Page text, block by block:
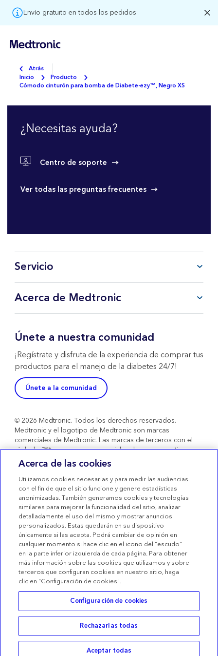
Envío gratuito en todos los pedidos
Atrás
Inicio
Producto
Cómodo cinturón para bomba de Diabete-ezy™, Negro XS
¿Necesitas ayuda?
Centro de soporte
Ver todas las preguntas frecuentes
Servicio
Mi cuenta
CareLink™ Personal
Contacta con nosotros
Acerca de Medtronic
Sobre Medtronic
Únete a nuestra comunidad
¡Regístrate y disfruta de la experiencia de comprar tus
productos para el manejo de la diabetes 24/7!
Únete a la comunidad
© 2026 Medtronic. Todos los derechos reservados.
Medtronic y el logotipo de Medtronic son marcas
comerciales de Medtronic. Las marcas de terceros con el
símbolo ™* son marcas comerciales de sus respectivos
propietarios. Todas las demás marcas son marcas
comerciales de una compañía de Medtronic. Productos
sanitarios con marcado CE conformes al Real Decreto
1591/2009.
Condiciones de uso
Términos de venta
Declaración de privacidad
Política de Cookies
Configuración de las Cookies
Categorías Cesta
Acerca de las cookies
Utilizamos cookies necesarias y para medir las audiencias
con el fin de que el sitio funcione y genere estadísticas
anonimizadas. También generamos cookies y tecnologías
similares para mejorar la funcionalidad del sitio, analizar
detalladamente el uso del mismo y mostrar anuncios
personalizados. Estas quedarán en su dispositivo
únicamente si las acepta. Podrá cambiar de opinión en
cualquier momento si hace clic en el icono del “escudo”
en la parte inferior izquierda de cada página. Para obtener
más información sobre las cookies que utilizamos y sobre
terceros que configuran cookies en nuestro sitio, haga
clic en "Configuración de cookies".
Configuración de cookies
Rechazarlas todas
Aceptar todas